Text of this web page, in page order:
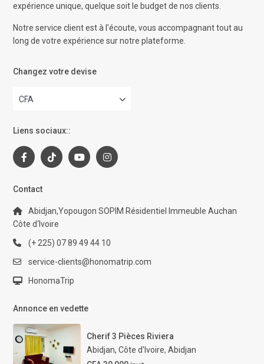
expérience unique, quelque soit le budget de nos clients.
Notre service client est à l’écoute, vous accompagnant tout au
long de votre expérience sur notre plateforme.
Changez votre devise
CFA
Liens sociaux::
Contact
Abidjan,Yopougon SOPIM Résidentiel Immeuble Auchan
Côte d‘Ivoire
(+ 225) 07 89 49 44 10
service-clients@honomatrip.com
HonomaTrip
Annonce en vedette
Cherif 3 Pièces Riviera
Abidjan, Côte d'Ivoire, Abidjan